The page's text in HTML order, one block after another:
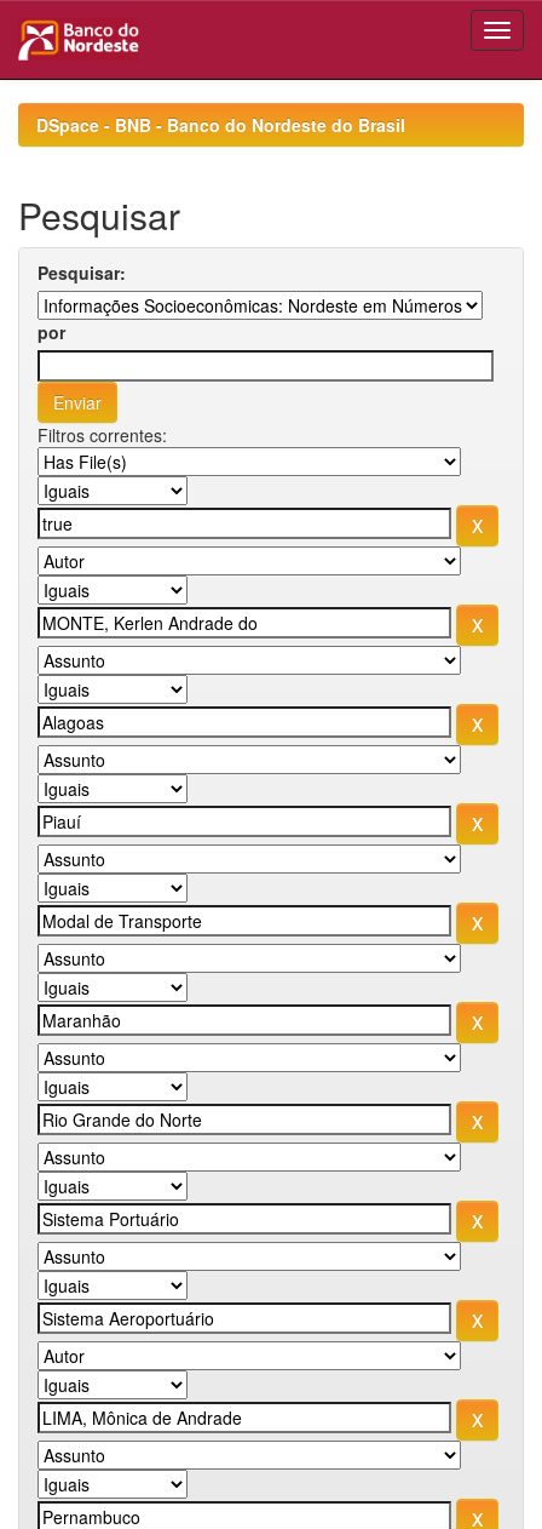
navigationDSpace - BNB - Banco do Nordeste do Brasil
Pesquisar
Pesquisar:
por
Filtros correntes: